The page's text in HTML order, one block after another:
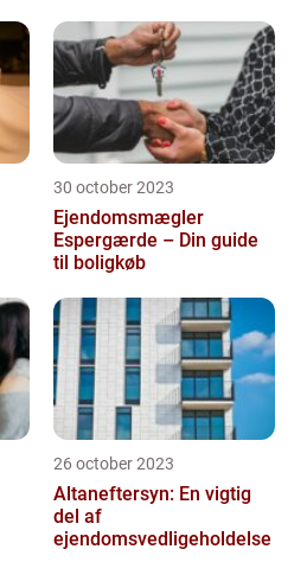
30 october 2023
Ejendomsmægler
Espergærde – Din guide
til boligkøb
26 october 2023
Altaneftersyn: En vigtig
del af
ejendomsvedligeholdelse